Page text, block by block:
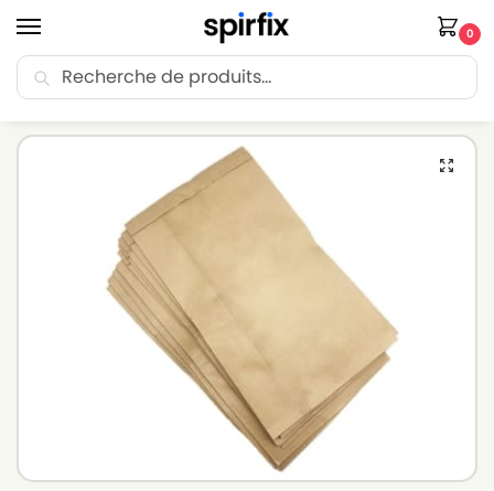
0
🚚 Livraison Point Relais offerte dès 30€ d’achat.